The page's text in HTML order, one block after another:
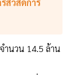
ำนวน 14.5 ล้าน